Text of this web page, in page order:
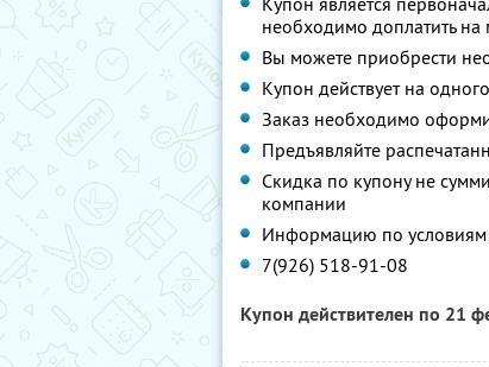
необходимо доплатить на
Вы можете приобрести
Купон действует на
Заказ необходимо
Предъявляйте
Скидка по купону не
компании
Информацию по условиям
7(926) 518-91-08
Купон действителен по 21